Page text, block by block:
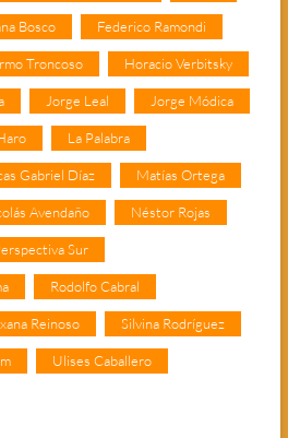
Bosco Federico Ramondi
Troncoso Horacio Verbitsky
Jorge Leal Jorge Módica
La Palabra
Gabriel Díaz Matías Ortega
Avendaño Néstor Rojas
Sur
Rodolfo Cabral
Reinoso Silvina Rodríguez
Ulises Caballero